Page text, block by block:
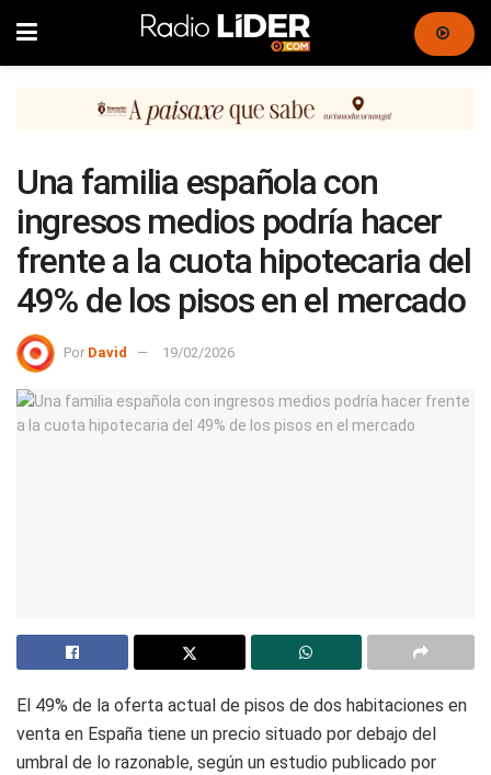
Una familia española con
ingresos medios podría hacer
frente a la cuota hipotecaria del
49% de los pisos en el mercado
Por David 19/02/2026
El 49% de la oferta actual de pisos de dos habitaciones en
venta en España tiene un precio situado por debajo del
umbral de lo razonable, según un estudio publicado por